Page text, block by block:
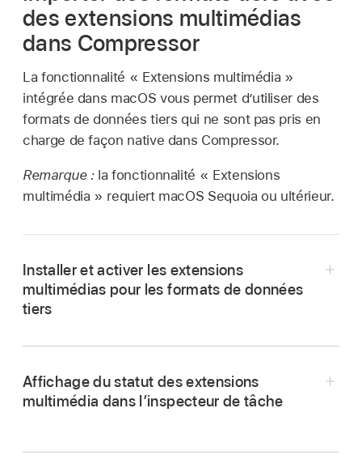
des extensions multimédias
dans Compressor
La fonctionnalité « Extensions multimédia »
intégrée dans macOS vous permet d’utiliser des
formats de données tiers qui ne sont pas pris en
charge de façon native dans Compressor.
Remarque : la fonctionnalité « Extensions
multimédia » requiert macOS Sequoia ou ultérieur.
Installer et activer les extensions
multimédias pour les formats de données
tiers
voulez utiliser.
Choisissez le menu Pomme
Affichage du statut des extensions
multimédia dans l’inspecteur de tâche